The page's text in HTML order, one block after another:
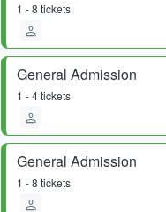
1 - 8 tickets
General Admission
1 - 4 tickets
General Admission
1 - 8 tickets